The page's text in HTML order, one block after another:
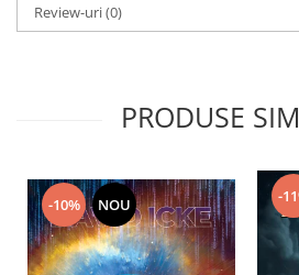
Review-uri(0)
PRODUSE
-10% NOU -